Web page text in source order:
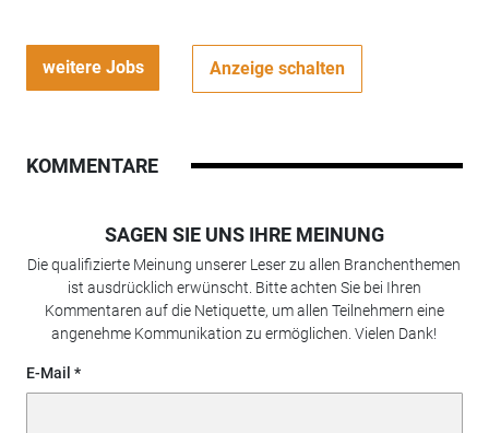
weitere Jobs Anzeige schalten
KOMMENTARE
SAGEN SIE UNS IHRE MEINUNG
Die qualifizierte Meinung unserer Leser zu allen Branchenthemen
ist ausdrücklich erwünscht. Bitte achten Sie bei Ihren
Kommentaren auf die Netiquette, um allen Teilnehmern eine
angenehme Kommunikation zu ermöglichen. Vielen Dank!
E-Mail